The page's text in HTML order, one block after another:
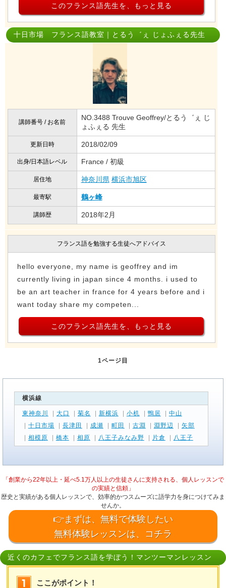
このフランス語先生を、もっと見る
十日市場 フランス語教室｜とるう゛ぇ じょふぇる先生
講師番号 / お名前
NO.3488 Trouve Geoffrey/とるう゛ぇ じ
ょふぇる 先生
更新日時 2018/02/09
出身/日本語レベル France / 初級
居住地 神奈川県 横浜市旭区
最寄駅 鶴ヶ峰
講師歴 2018年2月
フランス語を勉強する生徒へアドバイス
hello everyone, my name is geoffrey and im
currently living in japan since 4 months. i used to
be an art teacher in france for 4 years before and i
want today share my competen...
このフランス語先生を、もっと見る
1ページ目
横浜線
東神奈川 大口 菊名 新横浜 小机 鴨居
中山
十日市場 長津田 成瀬 町田 古淵 淵野辺
矢部
相模原 橋本 相原 八王子みなみ野 片倉 八王子
「創業から22年以上・延べ5.1万人以上の生徒さんに支持される、個人レッスンで
の実績と信頼」
歴史と実績がある個人レッスンで、効率的かつスムーズに語学力を身につけてみま
せんか。
👉まずは、無料で体験したい
無料体験レッスンは、コチラ
近くのカフェでフランス語を学ぼう！マンツーマンレッスン
ここがポイント！